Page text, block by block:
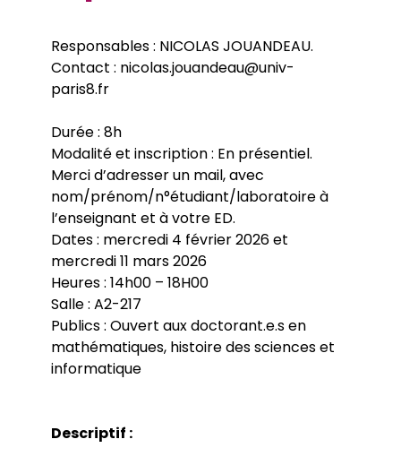
Thèse HDR
EDCLI - Réunion de rentrée 2026
Le Café doctoral
Appel à projet - Laboratoires Juniors 2026
Financements
Aides financieres de l’EDCLI
Cifre
Contrats doctoraux
Bourses
Pistes de financements
Prix de these
Responsables : NICOLAS JOUANDEAU.
Contact : nicolas.jouandeau@univ-
paris8.fr
Durée : 8h
Modalité et inscription : En présentiel.
Merci d’adresser un mail, avec
nom/prénom/n°étudiant/laboratoire à
l’enseignant et à votre ED.
Dates : mercredi 4 février 2026 et
mercredi 11 mars 2026
Heures : 14h00 – 18H00
Salle : A2-217
Publics : Ouvert aux doctorant.e.s en
mathématiques, histoire des sciences et
informatique
Descriptif :